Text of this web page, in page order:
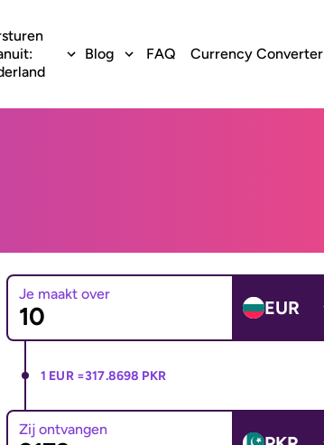
Blog FAQ Currency Converter
Je maakt over
EUR
1 EUR =317.8698 PKR
Zij ontvangen